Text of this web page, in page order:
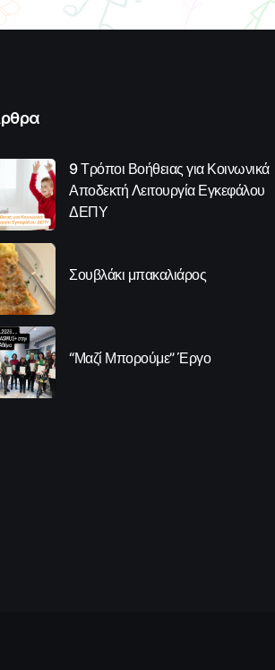
9 Τρόποι Βοήθειας για Κοινωνικά
Αποδεκτή Λειτουργία Εγκεφάλου
ΔΕΠΥ
Σουβλάκι μπακαλιάρος
“Μαζί Μπορούμε” Έργο